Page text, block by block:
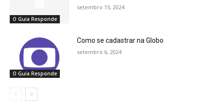
O Guia Responde
setembro 15, 2024
O Guia Responde
Como se cadastrar na Globo
setembro 6, 2024